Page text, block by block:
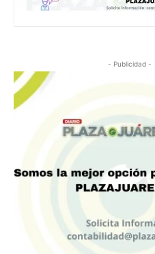
- Publicidad -